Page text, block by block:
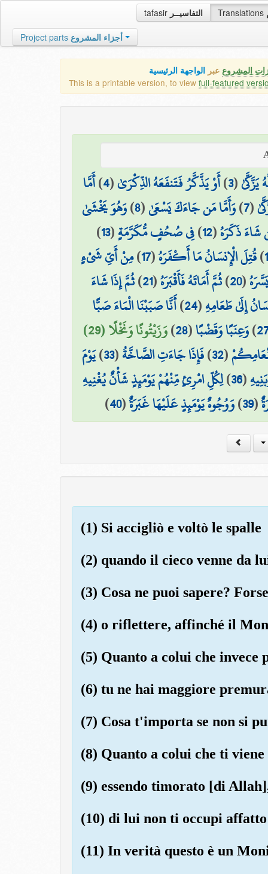
tafasir التفاسيــر Translations
Project parts أجزاء المشروع
المشروع عبر الواجهة الرئيسية
This is a printable version, to view full-featured
يَزَّكَّىٰ(
3
)أَوْ يَذَّكَّرُ فَتَنفَعَهُ الذِّكْرَىٰ(
4
)أَمَّا
(
7
)وَأَمَّا مَن جَاءَكَ يَسْعَىٰ(
8
)وَهُوَ يَخْشَىٰ
شَاءَ ذَكَرَهُ(
12
)فِي صُحُفٍ مُّكَرَّمَةٍ(
13
)
)قُتِلَ الْإِنسَانُ مَا أَكْفَرَهُ(
17
)مِنْ أَيِّ شَيْءٍ
(
20
)ثُمَّ أَمَاتَهُ فَأَقْبَرَهُ(
21
)ثُمَّ إِذَا شَاءَ
إِلَىٰ طَعَامِهِ(
24
)أَنَّا صَبَبْنَا الْمَاءَ صَبًّا
)وَعِنَبًا وَقَضْبًا(
28
)وَزَيْتُونًا وَنَخْلًا (29)
(
32
)فَإِذَا جَاءَتِ الصَّاخَّةُ(
33
)يَوْمَ
(
36
)لِكُلِّ امْرِئٍ مِّنْهُمْ يَوْمَئِذٍ شَأْنٌ يُغْنِيهِ
(
39
)وَوُجُوهٌ يَوْمَئِذٍ عَلَيْهَا غَبَرَةٌ(
40
)
(1) Si accigliò e voltò le spalle
(2) quando il cieco venne da
(3) Cosa ne puoi sapere?
(4) o riflettere, affinché il
(5) Quanto a colui che invece
(6) tu ne hai maggiore
(7) Cosa t'importa se non si
(8) Quanto a colui che ti
(9) essendo timorato [di
(10) di lui non ti occupi
(11) In verità questo è un